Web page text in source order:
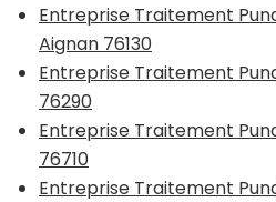
Entreprise Traitement
Aignan 76130
Entreprise Traitement
76290
Entreprise Traitement
76710
Entreprise Traitement